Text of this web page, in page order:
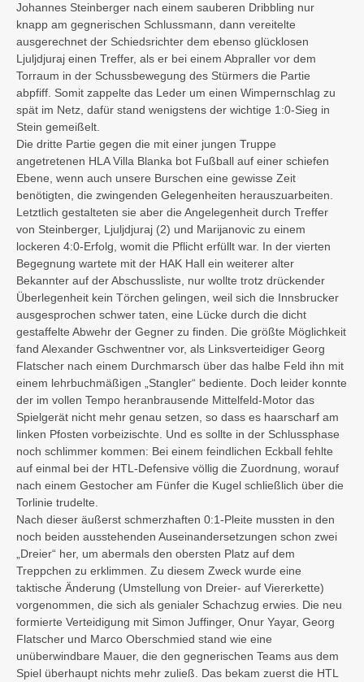
Johannes Steinberger nach einem sauberen Dribbling nur
knapp am gegnerischen Schlussmann, dann vereitelte
ausgerechnet der Schiedsrichter dem ebenso glücklosen
Ljuljdjuraj einen Treffer, als er bei einem Abpraller vor dem
Torraum in der Schussbewegung des Stürmers die Partie
abpfiff. Somit zappelte das Leder um einen Wimpernschlag zu
spät im Netz, dafür stand wenigstens der wichtige 1:0-Sieg in
Stein gemeißelt.
Die dritte Partie gegen die mit einer jungen Truppe
angetretenen HLA Villa Blanka bot Fußball auf einer schiefen
Ebene, wenn auch unsere Burschen eine gewisse Zeit
benötigten, die zwingenden Gelegenheiten herauszuarbeiten.
Letztlich gestalteten sie aber die Angelegenheit durch Treffer
von Steinberger, Ljuljdjuraj (2) und Marijanovic zu einem
lockeren 4:0-Erfolg, womit die Pflicht erfüllt war. In der vierten
Begegnung wartete mit der HAK Hall ein weiterer alter
Bekannter auf der Abschussliste, nur wollte trotz drückender
Überlegenheit kein Törchen gelingen, weil sich die Innsbrucker
ausgesprochen schwer taten, eine Lücke durch die dicht
gestaffelte Abwehr der Gegner zu finden. Die größte Möglichkeit
fand Alexander Gschwentner vor, als Linksverteidiger Georg
Flatscher nach einem Durchmarsch über das halbe Feld ihn mit
einem lehrbuchmäßigen „Stangler“ bediente. Doch leider konnte
der im vollen Tempo heranbrausende Mittelfeld-Motor das
Spielgerät nicht mehr genau setzen, so dass es haarscharf am
linken Pfosten vorbeizischte. Und es sollte in der Schlussphase
noch schlimmer kommen: Bei einem feindlichen Eckball fehlte
auf einmal bei der HTL-Defensive völlig die Zuordnung, worauf
nach einem Gestocher am Fünfer die Kugel schließlich über die
Torlinie trudelte.
Nach dieser äußerst schmerzhaften 0:1-Pleite mussten in den
noch beiden ausstehenden Auseinandersetzungen schon zwei
„Dreier“ her, um abermals den obersten Platz auf dem
Treppchen zu erklimmen. Zu diesem Zweck wurde eine
taktische Änderung (Umstellung von Dreier- auf Viererkette)
vorgenommen, die sich als genialer Schachzug erwies. Die neu
formierte Verteidigung mit Simon Juffinger, Onur Yayar, Georg
Flatscher und Marco Oberschmied stand wie eine
unüberwindbare Mauer, die den gegnerischen Teams aus dem
Spiel überhaupt nichts mehr zuließ. Das bekam zuerst die HTL